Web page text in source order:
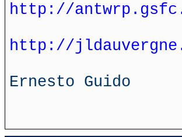
http://
http://
Ernesto Guido